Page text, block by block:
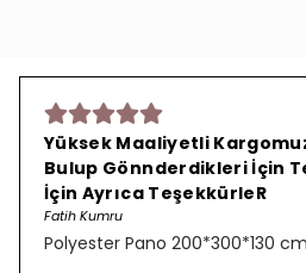
Yüksek Maaliyetli
Bulup Gönnderdikleri İçin
İçin Ayrıca TeşekkürleR
Fatih Kumru
Polyester Pano 200*300*130 cm